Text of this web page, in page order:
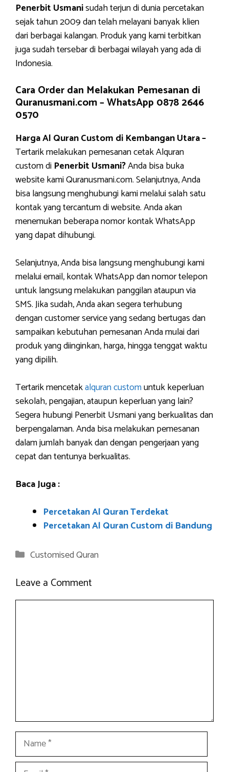
Penerbit Usmanisudah terjun di dunia percetakan
sejak tahun 2009 dan telah melayani banyak klien
dari berbagai kalangan. Produk yang kami terbitkan
juga sudah tersebar di berbagai wilayah yang ada di
Indonesia.
Cara Order dan Melakukan Pemesanan di
Quranusmani.com –WhatsApp 0878 2646
0570
Harga Al Quran Custom di Kembangan Utara –
Tertarik melakukan pemesanan cetak Alquran
custom di Penerbit Usmani?Anda bisa buka
website kami Quranusmani.com. Selanjutnya, Anda
bisa langsung menghubungi kami melalui salah satu
kontak yang tercantum di website. Anda akan
menemukan beberapa nomor kontak WhatsApp
yang dapat dihubungi.
Selanjutnya, Anda bisa langsung menghubungi kami
melalui email, kontak WhatsApp dan nomor telepon
untuk langsung melakukan panggilan ataupun via
SMS. Jika sudah, Anda akan segera terhubung
dengan customer service yang sedang bertugas dan
sampaikan kebutuhan pemesanan Anda mulai dari
produk yang diinginkan, harga, hingga tenggat waktu
yang dipilih.
Tertarik mencetakalquran customuntuk keperluan
sekolah, pengajian, ataupun keperluan yang lain?
Segera hubungi Penerbit Usmani yang berkualitas dan
berpengalaman. Anda bisa melakukan pemesanan
dalam jumlah banyak dan dengan pengerjaan yang
cepat dan tentunya berkualitas.
Baca Juga :
Percetakan Al Quran Terdekat
Percetakan Al Quran Custom di Bandung
Categories
Customised Quran
Leave a Comment
Name
Email